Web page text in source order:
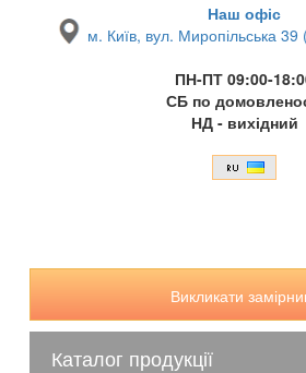
Наш офіс
м. Київ, вул. Миропільська 39
ПН-ПТ 09:00-
СБ по
НД - вихідний
Викликати
Каталог продукції